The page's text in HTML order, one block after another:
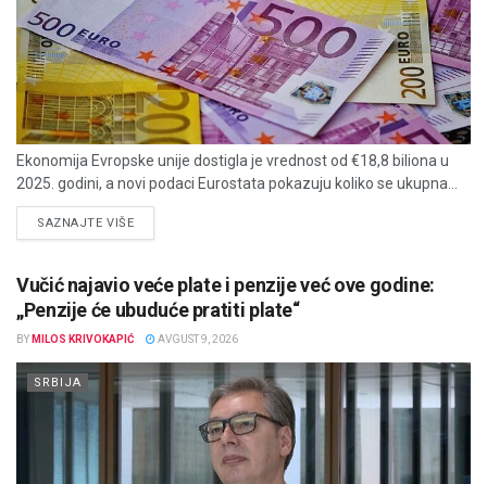
Ekonomija Evropske unije dostigla je vrednost od €18,8 biliona u
2025. godini, a novi podaci Eurostata pokazuju koliko se ukupna...
SAZNAJTE VIŠEDETAILS
Vučić najavio veće plate i penzije već ove godine:
„Penzije će ubuduće pratiti plate“
BY MILOS KRIVOKAPIĆ AVGUST 9, 2026
SRBIJA